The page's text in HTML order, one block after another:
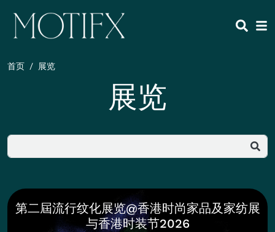
HEADING 2
ITEM 1
首页 展览
展览
正文
第二屆流行纹化展览@香港时尚家品及家纺展
与香港时装节2026